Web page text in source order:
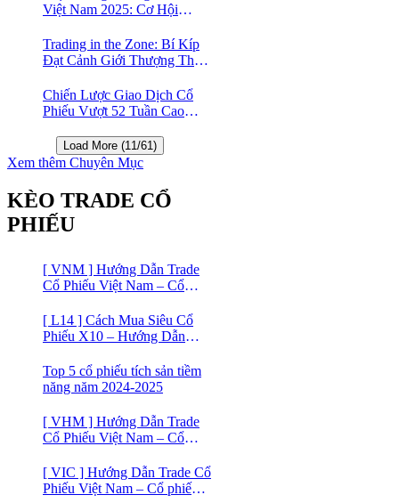
Việt Nam 2025: Cơ Hội
Index 🤑
Trading in the Zone: Bí Kíp
Đạt Cảnh Giới Thượng Thừa
Chiến Lược Giao Dịch Cổ
Phiếu Vượt 52 Tuần Cao
ScreenerLoad More (11/61)
Xem thêm Chuyên Mục
KÈO TRADE CỔ
PHIẾU
[ VNM ] Hướng Dẫn Trade
Cổ Phiếu Việt Nam – Cổ
[ L14 ] Cách Mua Siêu Cổ
Phiếu X10 – Hướng Dẫn
Cổ phiếu BĐS Licogi 14
Top 5 cổ phiếu tích sản tiềm
năng năm 2024-2025
[ VHM ] Hướng Dẫn Trade
Cổ Phiếu Việt Nam – Cổ
[ VIC ] Hướng Dẫn Trade Cổ
Phiếu Việt Nam – Cổ phiếu